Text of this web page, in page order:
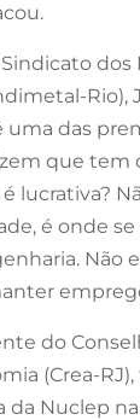
Rio),
das
que tem
lucrativa?
é onde
Não
do
(Crea-
da Nuclep